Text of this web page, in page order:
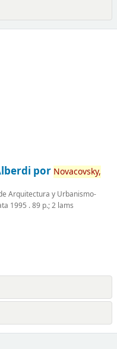
por Novacovsky,
Arquitectura y Urbanismo-
1995 . 89 p.; 2 lams